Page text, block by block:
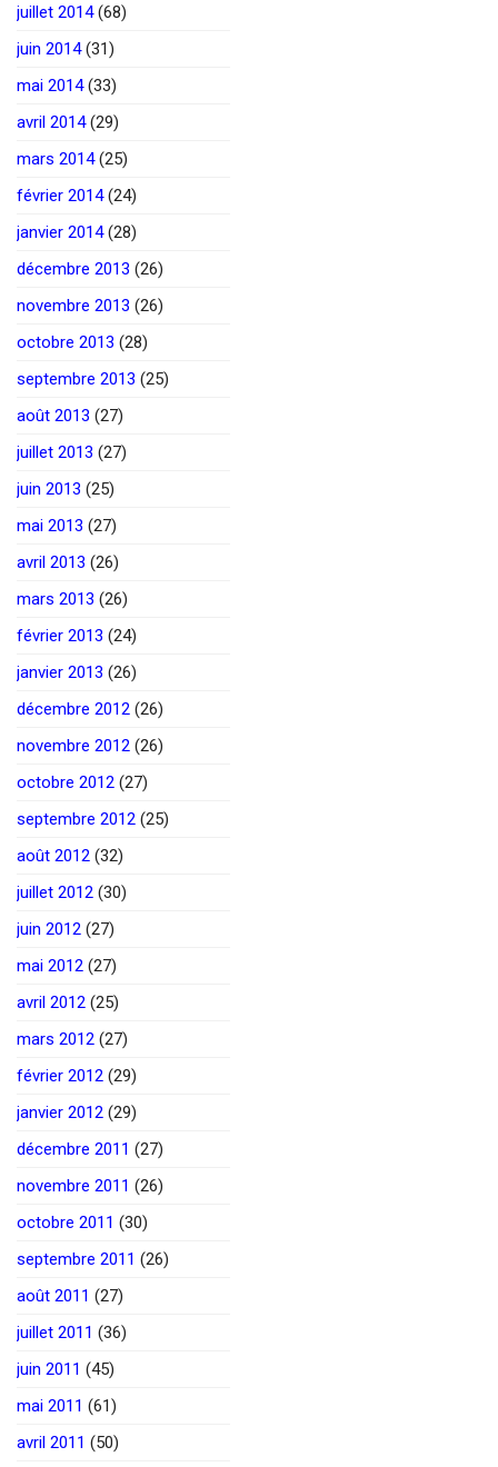
juillet 2014(68)
juin 2014(31)
mai 2014(33)
avril 2014(29)
mars 2014(25)
février 2014(24)
janvier 2014(28)
décembre 2013 (26)
novembre 2013 (26)
octobre 2013 (28)
septembre 2013 (25)
août 2013 (27)
juillet 2013 (27)
juin 2013 (25)
mai 2013 (27)
avril 2013 (26)
mars 2013 (26)
février 2013 (24)
janvier 2013 (26)
décembre 2012 (26)
novembre 2012 (26)
octobre 2012 (27)
septembre 2012 (25)
août 2012 (32)
juillet 2012 (30)
juin 2012 (27)
mai 2012 (27)
avril 2012 (25)
mars 2012 (27)
février 2012 (29)
janvier 2012 (29)
décembre 2011 (27)
novembre 2011 (26)
octobre 2011 (30)
septembre 2011 (26)
août 2011 (27)
juillet 2011 (36)
juin 2011 (45)
mai 2011 (61)
avril 2011 (50)